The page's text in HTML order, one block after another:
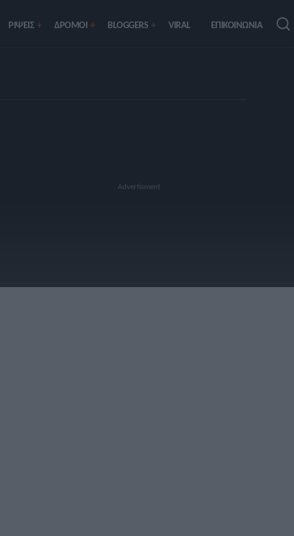
ΡIΨΕΙΣ ΔΡΟΜΟΙ BLOGGERS VIRAL ΕΠΙΚΟΙΝΩΝΙΑ